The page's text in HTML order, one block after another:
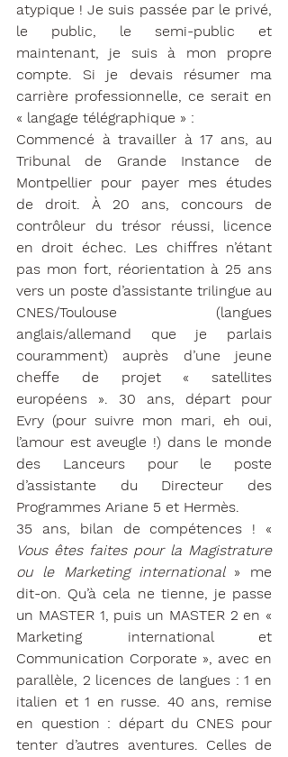
atypique ! Je suis passée par le privé,
le public, le semi-public et
maintenant, je suis à mon propre
compte. Si je devais résumer ma
carrière professionnelle, ce serait en
« langage télégraphique » :
Commencé à travailler à 17 ans, au
Tribunal de Grande Instance de
Montpellier pour payer mes études
de droit. À 20 ans, concours de
contrôleur du trésor réussi, licence
en droit échec. Les chiffres n’étant
pas mon fort, réorientation à 25 ans
vers un poste d’assistante trilingue au
CNES/Toulouse (langues
anglais/allemand que je parlais
couramment) auprès d’une jeune
cheffe de projet « satellites
européens ». 30 ans, départ pour
Evry (pour suivre mon mari, eh oui,
l’amour est aveugle !) dans le monde
des Lanceurs pour le poste
d’assistante du Directeur des
Programmes Ariane 5 et Hermès.
Vous êtes faites pour la Magistrature
ou le Marketing international » me
dit-on. Qu’à cela ne tienne, je passe
un MASTER 1, puis un MASTER 2 en «
Marketing international et
Communication Corporate », avec en
parallèle, 2 licences de langues : 1 en
italien et 1 en russe. 40 ans, remise
en question : départ du CNES pour
tenter d’autres aventures. Celles de